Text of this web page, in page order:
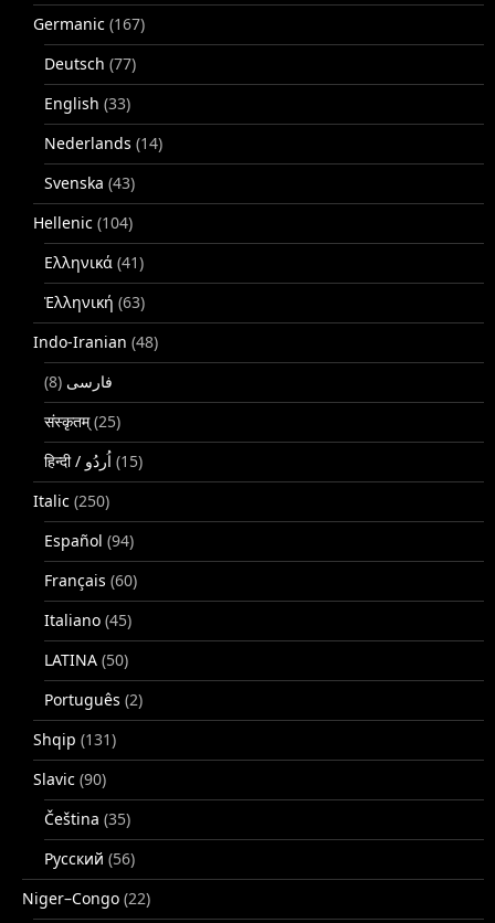
Germanic (167)
Deutsch (77)
English (33)
Nederlands (14)
Svenska (43)
Hellenic (104)
Ελληνικά (41)
Ἑλληνική (63)
Indo-Iranian (48)
فارسی (8)
संस्कृतम्(25)
(15)
Italic (250)
Español (94)
Français (60)
Italiano (45)
LATINA (50)
Português (2)
Shqip (131)
Slavic (90)
Čeština (35)
Русский (56)
Niger–Congo (22)